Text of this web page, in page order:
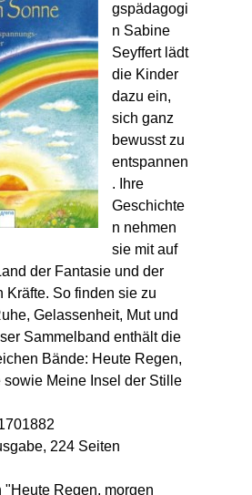
gspädagogi
n Sabine
Seyffert lädt
die Kinder
dazu ein,
sich ganz
bewusst zu
entspannen
. Ihre
Geschichte
n nehmen
sie mit auf
der Fantasie und der
Kräfte. So finden sie zu
Gelassenheit, Mut und
Sammelband enthält die
Bände: Heute Regen,
sowie Meine Insel der Stille
224 Seiten
"Heute Regen, morgen